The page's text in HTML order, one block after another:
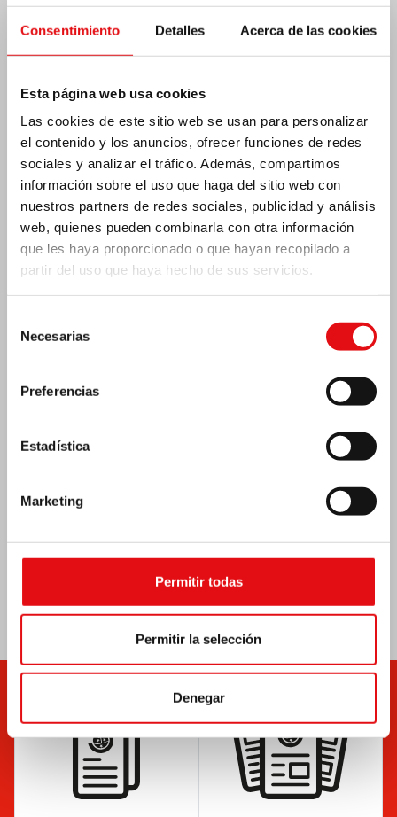
Consentimiento Detalles Acerca de las cookies
Esta página web usa cookies
Las cookies de este sitio web se usan para personalizar
el contenido y los anuncios, ofrecer funciones de redes
sociales y analizar el tráfico. Además, compartimos
información sobre el uso que haga del sitio web con
nuestros partners de redes sociales, publicidad y análisis
web, quienes pueden combinarla con otra información
que les haya proporcionado o que hayan recopilado a
partir del uso que haya hecho de sus servicios.
Necesarias
Preferencias
Estadística
Marketing
Permitir todas
Permitir la selección
Denegar